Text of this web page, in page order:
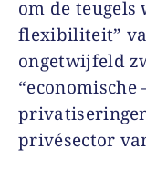
om de
flexibiliteit”
ongetwijfeld
privésector